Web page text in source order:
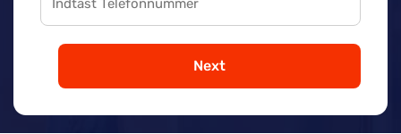
Next